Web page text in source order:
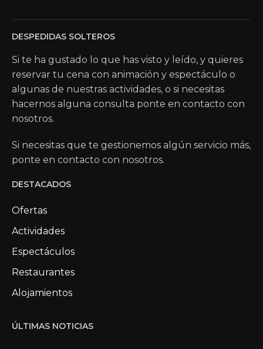
DESPEDIDAS SOLTEROS
Si te ha gustado lo que has visto y leído, y quieres
reservar tu cena con animación y espectáculo o
algunas de nuestras actividades, o si necesitas
hacernos alguna consulta ponte en contacto con
nosotros.
Si necesitas que te gestionemos algún servicio más,
ponte en contacto con nosotros.
DESTACADOS
Ofertas
Actividades
Espectáculos
Restaurantes
Alojamientos
ÚLTIMAS NOTICIAS